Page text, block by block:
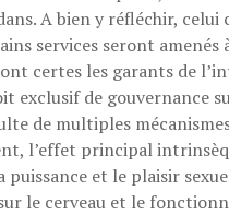
A bien y réfléchir,
services seront
certes les garants de
de gouvernance
de multiples
l’effet principal
et le plaisir
le cerveau et le